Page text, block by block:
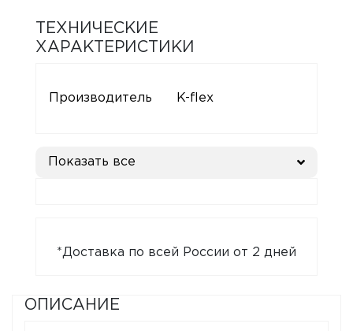
ТЕХНИЧЕСКИЕ
ХАРАКТЕРИСТИКИ
Производитель K-flex
Показать все
*Доставка по всей России от 2 дней
ОПИСАНИЕ